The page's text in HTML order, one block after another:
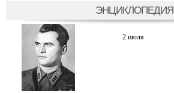
ЭНЦИКЛОПЕДИЯ
2 июля